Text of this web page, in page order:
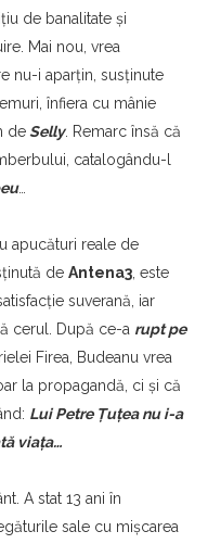
de banalitate şi
Mai nou, vrea
nu-i aparţin, susținute
înfiera cu mânie
deSelly. Remarc însă că
catalogându-l
…
apucături reale de
de Antena3 , este
suverană, iar
cerul. După ce-a rupt pe
Firea, Budeanu vrea
la propagandă, ci şi că
Lui Petre Ţuţea nu i-a
viaţa…
A stat 13 ani în
sale cu mişcarea